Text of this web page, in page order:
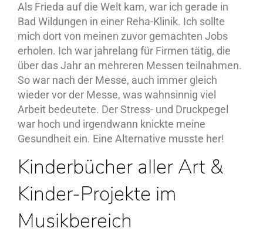
Als Frieda auf die Welt kam, war ich gerade in
Bad Wildungen in einer Reha-Klinik. Ich sollte
mich dort von meinen zuvor gemachten Jobs
erholen. Ich war jahrelang für Firmen tätig, die
über das Jahr an mehreren Messen teilnahmen.
So war nach der Messe, auch immer gleich
wieder vor der Messe, was wahnsinnig viel
Arbeit bedeutete. Der Stress- und Druckpegel
war hoch und irgendwann knickte meine
Gesundheit ein. Eine Alternative musste her!
Kinderbücher aller Art &
Kinder-Projekte im
Musikbereich